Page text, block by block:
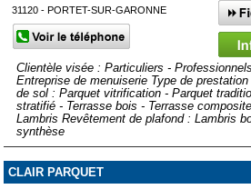
31120 - PORTET-SUR-GARONNE
Clientèle visée : Particuliers -
Entreprise de menuiserie Type de
de sol : Parquet vitrification - Parquet
stratifié - Terrasse bois - Terrasse
Lambris Revêtement de plafond : Lambris
synthèse
CLAIR PARQUET